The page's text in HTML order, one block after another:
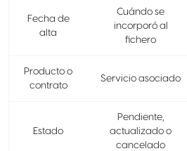
Fecha de
alta
Cuándo se
incorporó al
fichero
Producto o
contrato
Servicio asociado
Estado
Pendiente,
actualizado o
cancelado